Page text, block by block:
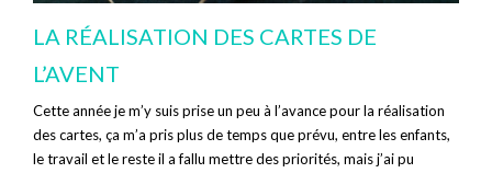
LA RÉALISATION DES CARTES DE
L’AVENT
Cette année je m’y suis prise un peu à l’avance pour la réalisation
des cartes, ça m’a pris plus de temps que prévu, entre les enfants,
le travail et le reste il a fallu mettre des priorités, mais j’ai pu